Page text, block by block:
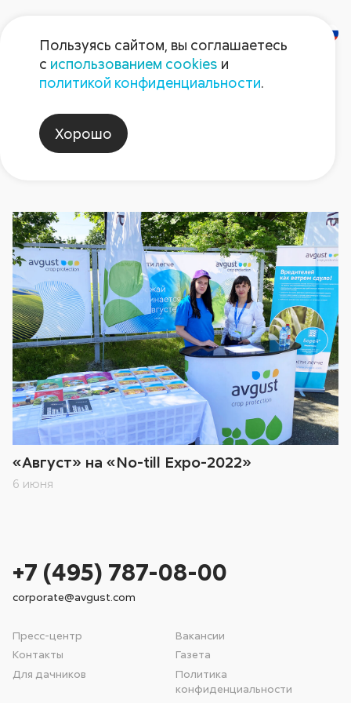
Новости
«Август» на «No-till Expo-2022»
6 июня
Пресс-центр
Вакансии
Контакты
Газета
Для дачников
Политика
конфиденциальности
+7 (495) 787-08-00
corporate@avgust.com
Пользуясь сайтом, вы соглашаетесь
с использованием cookies и
политикой конфиденциальности.
Хорошо